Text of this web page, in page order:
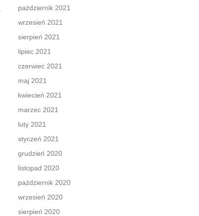
październik 2021
wrzesień 2021
sierpień 2021
lipiec 2021
czerwiec 2021
maj 2021
kwiecień 2021
marzec 2021
luty 2021
styczeń 2021
grudzień 2020
listopad 2020
październik 2020
wrzesień 2020
sierpień 2020